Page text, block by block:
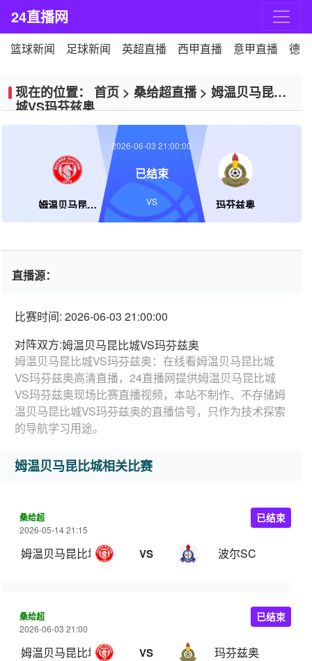
24直播网
篮球新闻 足球新闻 英超直播 西甲直播 意甲直播 德
现在的位置： 首页 > 桑给超直播> 姆温贝马昆比
城VS玛芬兹奥
姆温贝马昆比城 玛芬兹奥
2026-06-03 21:00:00
已结束
VS
直播源：
比赛时间: 2026-06-03 21:00:00
对阵双方:姆温贝马昆比城VS玛芬兹奥
姆温贝马昆比城VS玛芬兹奥：在线看姆温贝马昆比城
VS玛芬兹奥高清直播，24直播网提供姆温贝马昆比城
VS玛芬兹奥现场比赛直播视频，本站不制作、不存储姆
温贝马昆比城VS玛芬兹奥的直播信号，只作为技术探索
的导航学习用途。
姆温贝马昆比城相关比赛
桑给超
2026-05-14 21:15
姆温贝马昆比城 VS 波尔SC
已结束
桑给超
2026-06-03 21:00
姆温贝马昆比城 VS 玛芬兹奥
已结束